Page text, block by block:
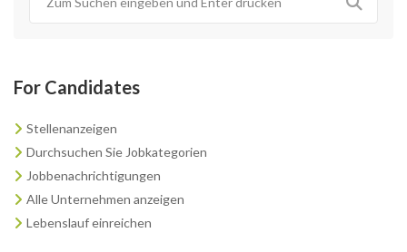
For Candidates
Stellenanzeigen
Durchsuchen Sie Jobkategorien
Jobbenachrichtigungen
Alle Unternehmen anzeigen
Lebenslauf einreichen